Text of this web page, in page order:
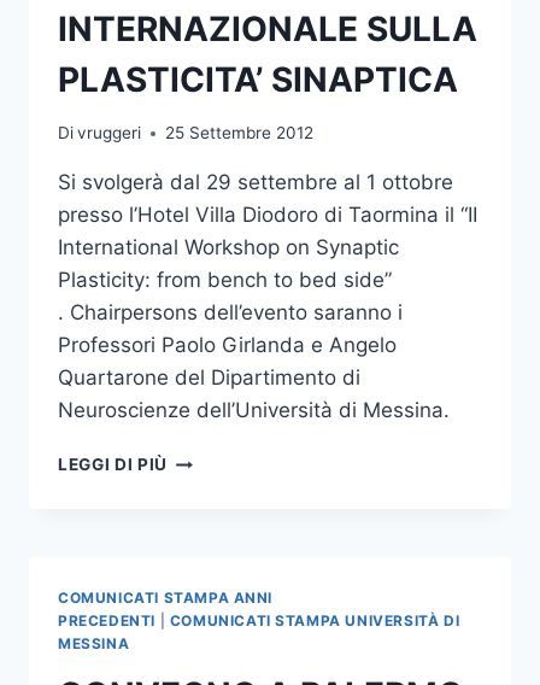
INTERNAZIONALE SULLA
PLASTICITA’ SINAPTICA
Divruggeri 25 Settembre 2012
Si svolgerà dal 29 settembre al 1 ottobre
presso l’Hotel Villa Diodoro di Taormina il “II
International Workshop on Synaptic
Plasticity: from bench to bed side”
. Chairpersons dell’evento saranno i
Professori Paolo Girlanda e Angelo
Quartarone del Dipartimento di
Neuroscienze dell’Università di Messina.
LEGGI DI PIÙ II°
COMUNICATI STAMPA ANNI
PRECEDENTI
COMUNICATI STAMPA UNIVERSITÀ DI
MESSINA